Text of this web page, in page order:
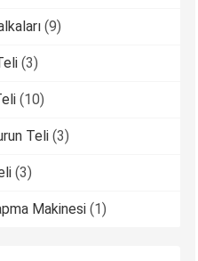
(9)
(3)
(10)
Teli (3)
(3)
Makinesi (1)